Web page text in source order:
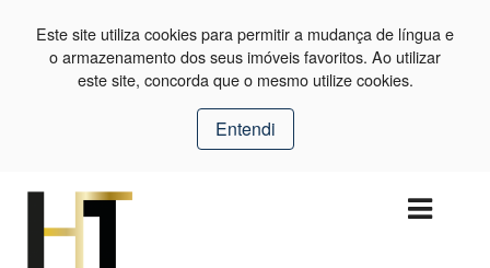
Este site utiliza cookies para permitir a mudança de língua e
o armazenamento dos seus imóveis favoritos. Ao utilizar
este site, concorda que o mesmo utilize cookies.
Entendi